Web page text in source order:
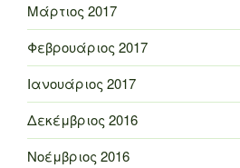
Μάρτιος 2017
Φεβρουάριος 2017
Ιανουάριος 2017
Δεκέμβριος 2016
Νοέμβριος 2016